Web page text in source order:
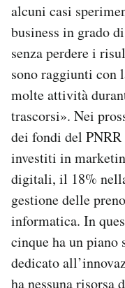
alcuni casi
business in grado
senza perdere i
sono raggiunti con
molte attività
trascorsi». Nei
dei fondi del
investiti in
digitali, il 18%
gestione delle
informatica. In
cinque ha un piano
dedicato
ha nessuna risorsa